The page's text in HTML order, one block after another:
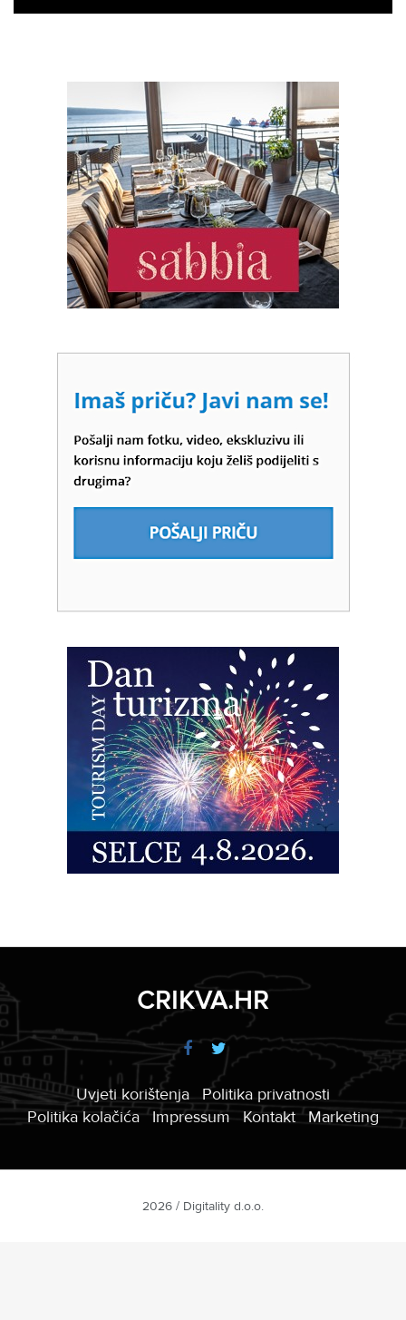
CRIKVA.HR
Uvjeti korištenja
Politika privatnosti
Politika kolačića
Impressum Kontakt Marketing
2026 / Digitality d.o.o.